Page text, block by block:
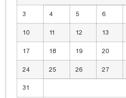
3 4 5 6
10 11 12 13
17 18 19 20
24 25 26 27
31